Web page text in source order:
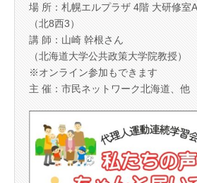
場 所：札幌エルプラザ 4階 大研修室
（北8西3）
講 師：山崎 幹根さん
（北海道大学公共政策大学院教授）
※オンライン参加もできます
主 催：市民ネットワーク北海道、他